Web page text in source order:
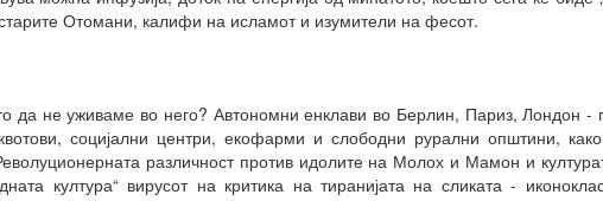
Отомани, калифи на исламот и изумители на фесот.
не уживаме во него? Автономни енклави во Берлин, Париз, Лондон -
социјални центри, екофарми и слободни рурални општини,
различност против идолите на Молох и Мамон и
култура“ вирусот на критика на тиранијата на сликата -